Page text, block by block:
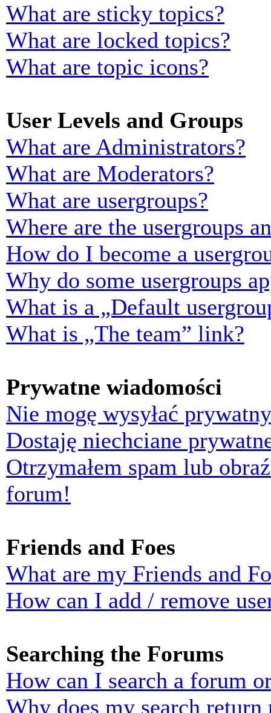
What are sticky topics?
What are locked topics?
What are topic icons?
User Levels and Groups
What are Administrators?
What are Moderators?
What are usergroups?
Where are the usergroups
How do I become a
Why do some usergroups
What is a „Default
What is „The team” link?
Prywatne wiadomości
Nie mogę wysyłać
Dostaję niechciane
Otrzymałem spam lub
forum!
Friends and Foes
What are my Friends and
How can I add / remove
Searching the Forums
How can I search a forum
Why does my search return